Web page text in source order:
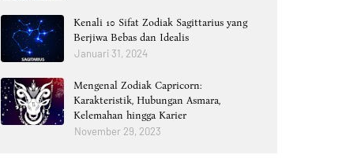
Kenali 10 Sifat Zodiak Sagittarius yang
Berjiwa Bebas dan Idealis
Januari 31, 2024
Mengenal Zodiak Capricorn:
Karakteristik, Hubungan Asmara,
Kelemahan hingga Karier
November 29, 2023